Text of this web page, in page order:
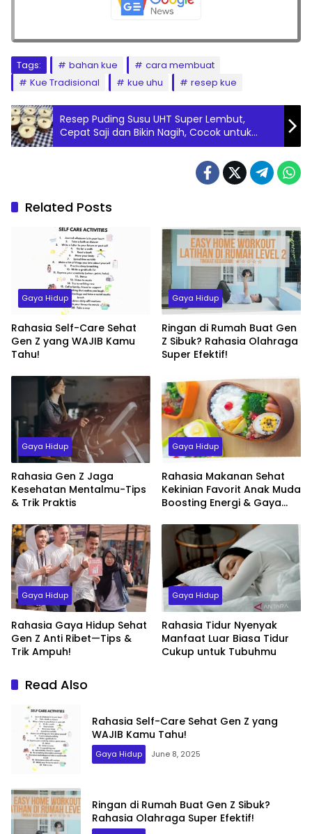
Tags: bahan kue
cara membuat
Kue Tradisional
kue uhu resep kue
Resep Puding Susu UHT Super Lembut,
Cepat Saji dan Bikin Nagih, Cocok untuk
Camilan Sehat Keluarga!
Related Posts
Gaya Hidup
Rahasia Self-Care Sehat
Gen Z yang WAJIB Kamu
Tahu!
Gaya Hidup
Ringan di Rumah Buat Gen
Z Sibuk? Rahasia Olahraga
Super Efektif!
Gaya Hidup
Rahasia Gen Z Jaga
Kesehatan Mentalmu-Tips
& Trik Praktis
Gaya Hidup
Rahasia Makanan Sehat
Kekinian Favorit Anak Muda
Boosting Energi & Gaya
Gaya Hidup
Rahasia Gaya Hidup Sehat
Gen Z Anti Ribet—Tips &
Trik Ampuh!
Gaya Hidup
Rahasia Tidur Nyenyak
Manfaat Luar Biasa Tidur
Cukup untuk Tubuhmu
Read Also
Rahasia Self-Care Sehat Gen Z yang
WAJIB Kamu Tahu!
Gaya Hidup June 8, 2025
Ringan di Rumah Buat Gen Z Sibuk?
Rahasia Olahraga Super Efektif!